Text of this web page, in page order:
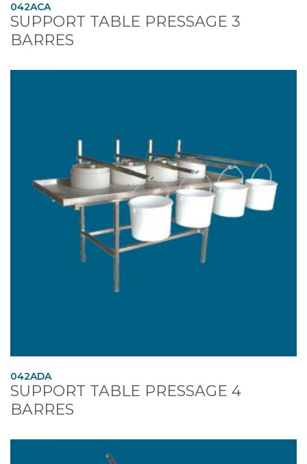
042ACA
SUPPORT TABLE PRESSAGE 3
BARRES
042ADA
SUPPORT TABLE PRESSAGE 4
BARRES